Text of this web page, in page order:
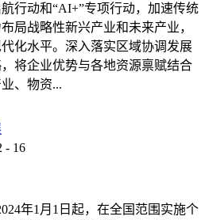
行动和“AI+”专项行动，加速传统
局战略性新兴产业和未来产业，
化水平。深入落实区域协调发展
将企业优势与各地资源禀赋结合
、物资...
- 16
年1月1日起，在全国范围实施个